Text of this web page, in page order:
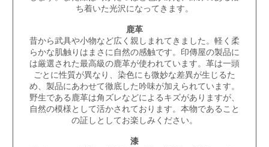
ち着いた光沢になってきます。
鹿革
昔から武具や小物など広く親しまれてきました。軽く柔
らかな肌触りはまさに自然の感触です。 印傳屋の製品に
は厳選された最高級の鹿革が使われています。革は一頭
ごとに性質が異なり、染色にも微妙な差異が生じるた
め、製品にあわせて徹底した吟味が加えられています。
野生である鹿革は角ズレなどによるキズがありますが、
自然の模様として活かされております。本物であること
の証しとしてお楽しみください。
漆